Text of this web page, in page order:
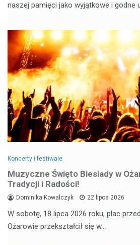
naszej pamięci jako wyjątkowe i godne
Koncerty i festiwale
Muzyczne Święto Biesiady w
Tradycji i Radości!
Dominika Kowalczyk 22 lipca 2026
W sobotę, 18 lipca 2026 roku, plac
Ożarowie przekształcił się w…